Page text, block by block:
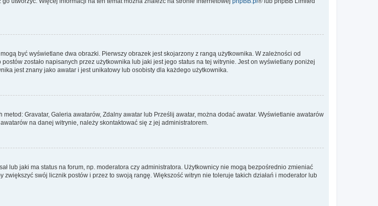
być wyświetlane dwa obrazki. Pierwszy obrazek jest skojarzony z rangą użytkownika. W zależności od
zostało napisanych przez użytkownika lub jaki jest jego status na tej witrynie. Jest on wyświetlany poniżej
jest znany jako awatar i jest unikatowy lub osobisty dla każdego użytkownika.
Gravatar, Galeria awatarów, Zdalny awatar lub Prześlij awatar, można dodać awatar. Wyświetlanie awatarów
na danej witrynie, należy skontaktować się z jej administratorem.
lub jaki ma status na forum, np. moderatora czy administratora. Użytkownicy nie mogą bezpośrednio zmieniać
swój licznik postów i przez to swoją rangę. Większość witryn nie toleruje takich działań i moderator lub